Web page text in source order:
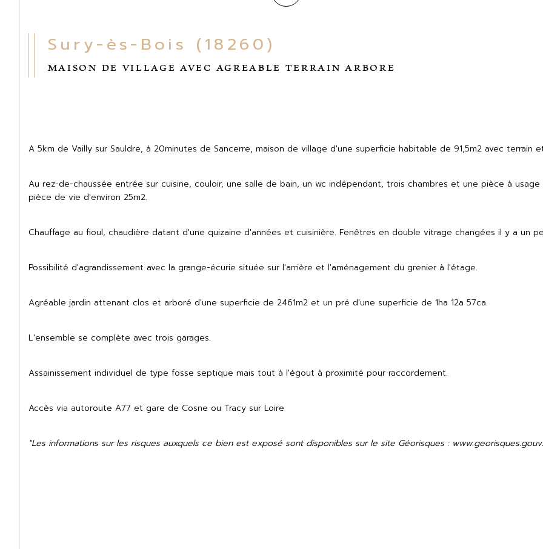
Sury-ès-Bois (18260)
MAISON DE VILLAGE AVEC AGREABLE TERRAIN ARBORE
A 5km de Vailly sur Sauldre, à 20minutes de Sancerre, maison de village d'une superficie habitable de 91,5m2 avec terrain
Au rez-de-chaussée entrée sur cuisine, couloir, une salle de bain, un wc indépendant, trois chambres et une pièce à
pièce de vie d'environ 25m2.
Chauffage au fioul, chaudière datant d'une quizaine d'années et cuisinière. Fenêtres en double vitrage changées il y a un
Possibilité d'agrandissement avec la grange-écurie située sur l'arrière et l'aménagement du grenier à l'étage.
Agréable jardin attenant clos et arboré d'une superficie de 2461m2 et un pré d'une superficie de 1ha 12a 57ca.
L'ensemble se complète avec trois garages.
Assainissement individuel de type fosse septique mais tout à l'égout à proximité pour raccordement.
Accès via autoroute A77 et gare de Cosne ou Tracy sur Loire
"Les informations sur les risques auxquels ce bien est exposé sont disponibles sur le site Géorisques :